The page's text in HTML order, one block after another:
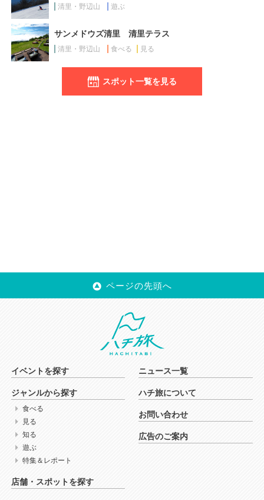
清里・野辺山 遊ぶ
サンメドウズ清里 清里テラス
清里・野辺山 食べる 見る
スポット一覧を見る
ページの先頭へ
イベントを探す
ジャンルから探す
食べる
見る
知る
遊ぶ
特集＆レポート
店舗・スポットを探す
ニュース一覧
ハチ旅について
お問い合わせ
広告のご案内